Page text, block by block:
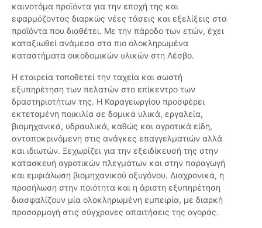
καινοτόμα προϊόντα για την εποχή της και
εφαρμόζοντας διαρκώς νέες τάσεις και εξελίξεις στα
προϊόντα που διαθέτει. Με την πάροδο των ετών, έχει
καταξιωθεί ανάμεσα στα πιο ολοκληρωμένα
καταστήματα οικοδομικών υλικών στη Λέσβο.
Η εταιρεία τοποθετεί την ταχεία και σωστή
εξυπηρέτηση των πελατών στο επίκεντρο των
δραστηριοτήτων της. Η Καραγεωργίου προσφέρει
εκτεταμένη ποικιλία σε δομικά υλικά, εργαλεία,
βιομηχανικά, υδραυλικά, καθώς και αγροτικά είδη,
ανταποκρινόμενη στις ανάγκες επαγγελματιών αλλά
και ιδιωτών. Ξεχωρίζει για την εξειδίκευσή της στην
κατασκευή αγροτικών πλεγμάτων και στην παραγωγή
και εμφιάλωση βιομηχανικού οξυγόνου. Διαχρονικά, η
προσήλωση στην ποιότητα και η άριστη εξυπηρέτηση
διασφαλίζουν μία ολοκληρωμένη εμπειρία, με διαρκή
προσαρμογή στις σύγχρονες απαιτήσεις της αγοράς.